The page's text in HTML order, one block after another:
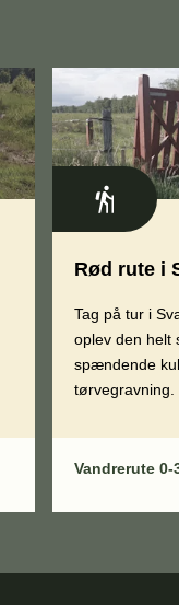
Rød rute i
Tag på tur i
oplev den helt
spændende
tørvegravning.
Vandrerute 0-